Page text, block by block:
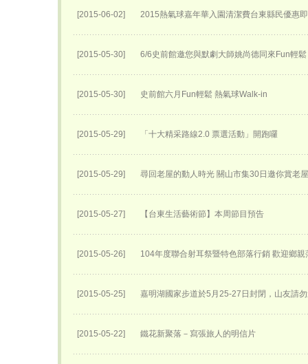
[2015-06-02] 2015熱氣球嘉年華入園清潔費台東縣民優惠
[2015-05-30] 6/6史前館邀您與默劇大師姚尚德同來Fun輕鬆
[2015-05-30] 史前館六月Fun輕鬆 熱氣球Walk-in
[2015-05-29] 「十大精采路線2.0 票選活動」開跑囉
[2015-05-29] 尋回老屋的動人時光 關山市集30日邀你賞老
[2015-05-27] 【台東生活藝術節】本周節目預告
[2015-05-26] 104年度聯合射耳祭暨特色部落行銷 歡迎鄉親
[2015-05-25] 嘉明湖國家步道於5月25-27日封閉，山友請
[2015-05-22] 鐵花新聚落－寫張旅人的明信片